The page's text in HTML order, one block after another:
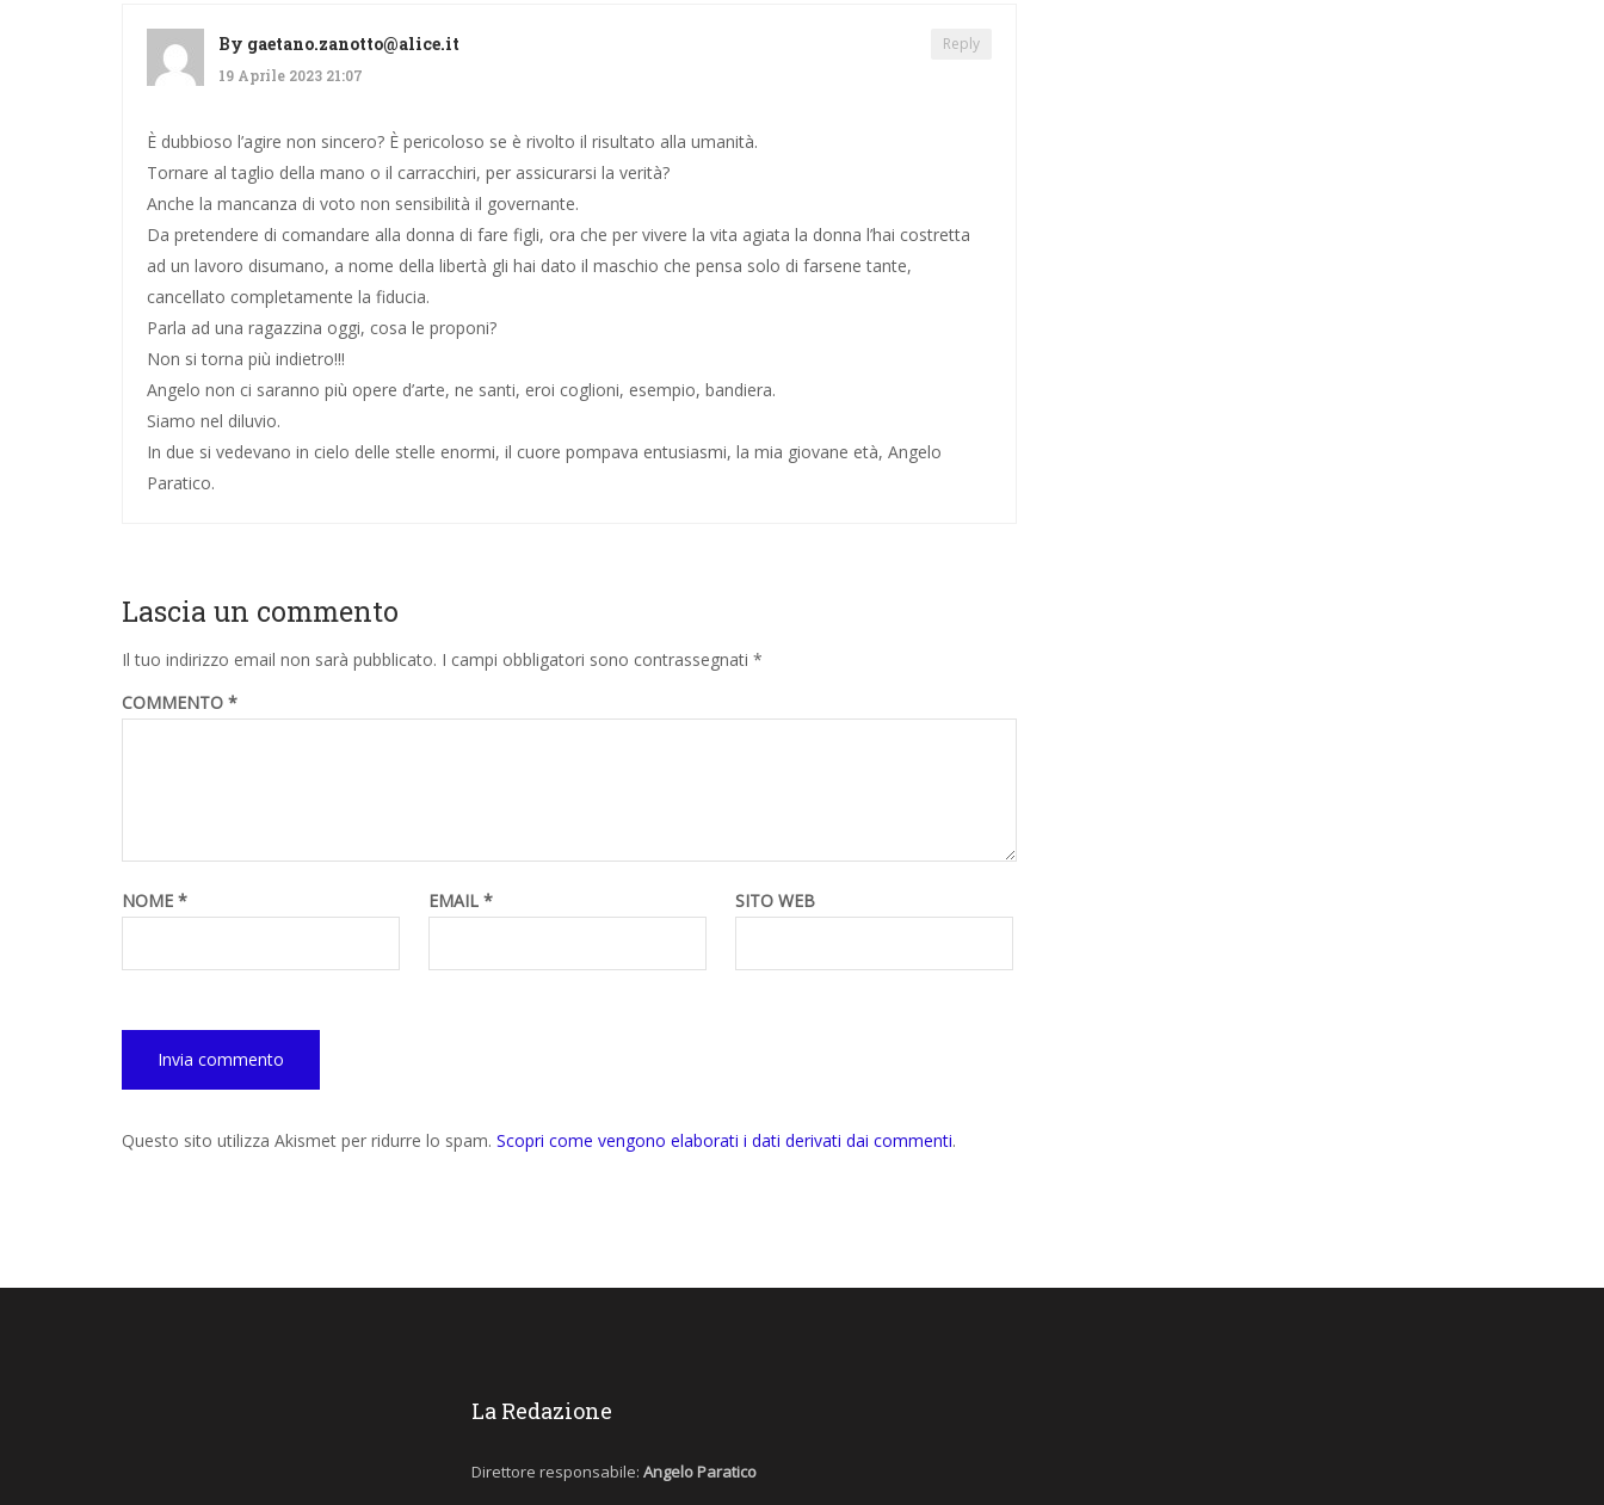
By gaetano.zanotto@alice.it
19 Aprile 2023 21:07
Reply
È dubbioso l’agire non sincero? È pericoloso se è rivolto il risultato alla umanità.
Tornare al taglio della mano o il carracchiri, per assicurarsi la verità?
Anche la mancanza di voto non sensibilità il governante.
Da pretendere di comandare alla donna di fare figli, ora che per vivere la vita agiata la donna l’hai costretta
ad un lavoro disumano, a nome della libertà gli hai dato il maschio che pensa solo di farsene tante,
cancellato completamente la fiducia.
Parla ad una ragazzina oggi, cosa le proponi?
Non si torna più indietro!!!
Angelo non ci saranno più opere d’arte, ne santi, eroi coglioni, esempio, bandiera.
Siamo nel diluvio.
In due si vedevano in cielo delle stelle enormi, il cuore pompava entusiasmi, la mia giovane età, Angelo
Paratico.
Lascia un commento
Il tuo indirizzo email non sarà pubblicato. I campi obbligatori sono contrassegnati *
COMMENTO *
NOME * EMAIL * SITO WEB
Questo sito utilizza Akismet per ridurre lo spam. Scopri come vengono elaborati i dati derivati dai commenti.
La Redazione
Direttore responsabile: Angelo Paratico